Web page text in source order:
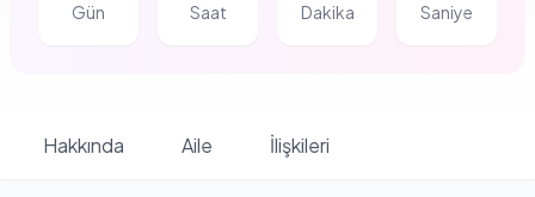
Gün Saat Dakika Saniye
Hakkında Aile İlişkileri